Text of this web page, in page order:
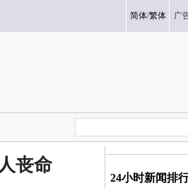
简体/繁体 广
丧命
24小时新闻排